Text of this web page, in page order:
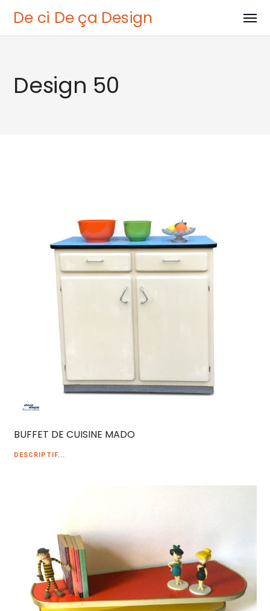
De ci De ça Design
Design 50
BUFFET DE CUISINE MADO
DESCRIPTIF...